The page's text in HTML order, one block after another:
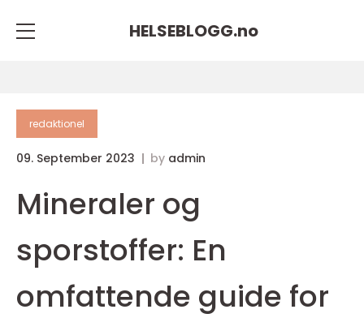
HELSEBLOGG.no
redaktionel
09. September 2023 by admin
Mineraler og
sporstoffer: En
omfattende guide for